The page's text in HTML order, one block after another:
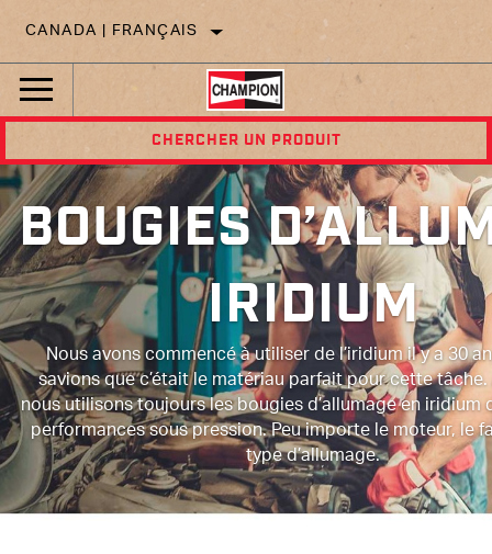
CANADA | FRANÇAIS
CHERCHER UN PRODUIT
BOUGIES
IRIDIUM
Nous avons commencé à utiliser de l’iridium il y a 30
savions que c’était le matériau parfait pour cette tâche.
nous utilisons toujours les bougies d’allumage en
performances sous pression. Peu importe le moteur, le
type d’allumage.